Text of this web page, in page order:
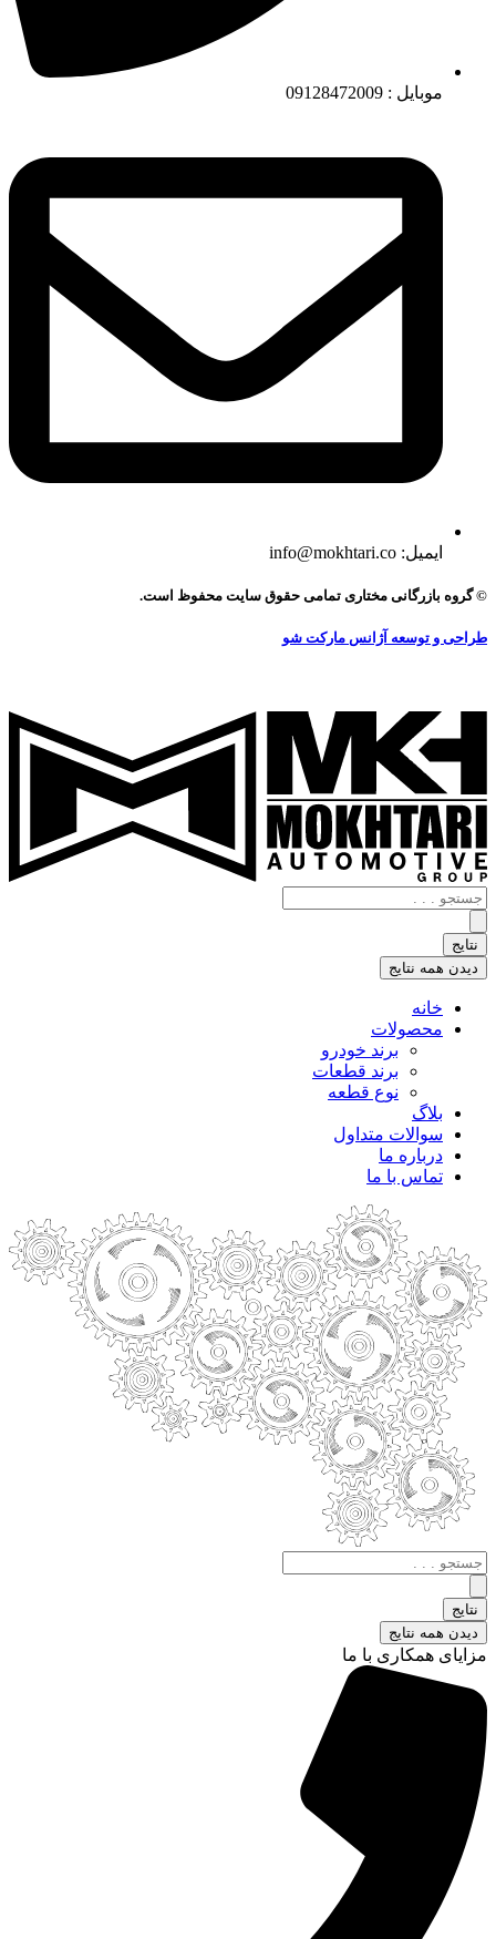
موبایل : 09128472009
ایمیل: info@mokhtari.co
© گروه بازرگانی مختاری تمامی حقوق سایت محفوظ است.
طراحی و توسعه آژانس مارکت شو
جستجو
.
.
.
نتایج
دیدن همه نتایج
خانه
محصولات
برند خودرو
برند قطعات
نوع قطعه
بلاگ
سوالات متداول
درباره ما
تماس با ما
جستجو
.
.
.
نتایج
دیدن همه نتایج
مزایای همکاری با ما